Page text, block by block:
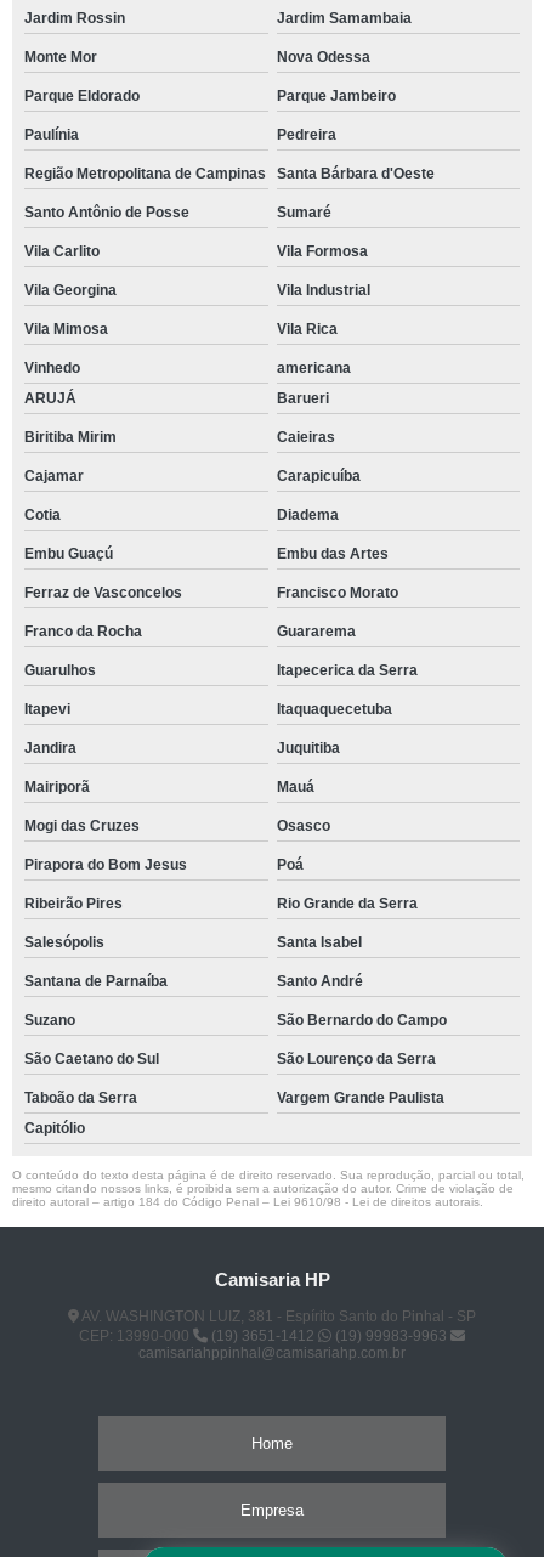
Jardim Rossin Jardim Samambaia
Monte Mor Nova Odessa
Parque Eldorado Parque Jambeiro
Paulínia Pedreira
Região Metropolitana de Campinas Santa Bárbara d'Oeste
Santo Antônio de Posse Sumaré
Vila Carlito Vila Formosa
Vila Georgina Vila Industrial
Vila Mimosa Vila Rica
Vinhedo
americana
ARUJÁ
Barueri
Biritiba Mirim Caieiras
Cajamar Carapicuíba
Cotia Diadema
Embu Guaçú Embu das Artes
Ferraz de Vasconcelos Francisco Morato
Franco da Rocha Guararema
Guarulhos Itapecerica da Serra
Itapevi Itaquaquecetuba
Jandira Juquitiba
Mairiporã Mauá
Mogi das Cruzes Osasco
Pirapora do Bom Jesus Poá
Ribeirão Pires Rio Grande da Serra
Salesópolis Santa Isabel
Santana de Parnaíba Santo André
Suzano São Bernardo do Campo
São Caetano do Sul São Lourenço da Serra
Taboão da Serra
Vargem Grande Paulista
Capitólio
O conteúdo do texto desta página é de direito reservado. Sua reprodução, parcial ou total,
mesmo citando nossos links, é proibida sem a autorização do autor. Crime de violação de
direito autoral – artigo 184 do Código Penal – Lei 9610/98 - Lei de direitos autorais
Camisaria HP
AV. WASHINGTON LUIZ, 381 - Espírito Santo do Pinhal - SP
CEP: 13990-000
(19) 3651-1412
(19) 99983-9963
camisariahppinhal@camisariahp.com.br
Home
Empresa